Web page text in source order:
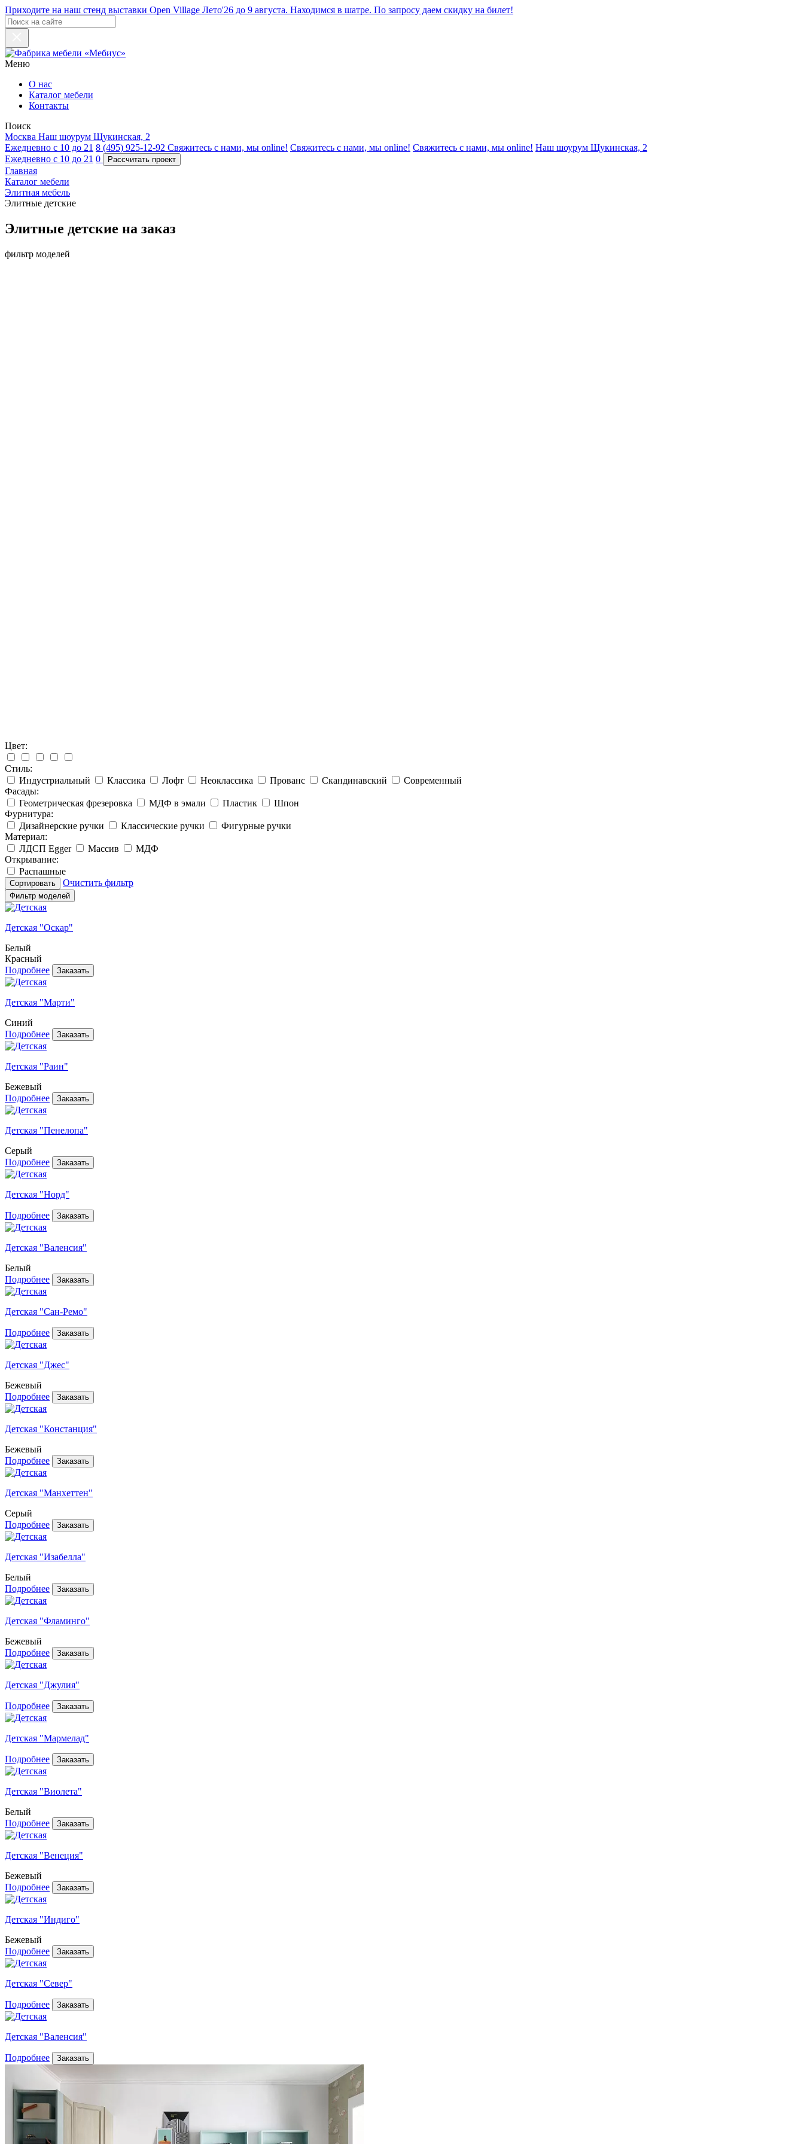
Приходите на наш стенд выставки Open Village Лето'26 до 9 августа. Находимся в шатре. По запросу даем скидку на билет!
Меню
О нас
Каталог мебели
Контакты
Поиск
Москва Наш шоурум Щукинская, 2
Ежедневно с 10 до 21 8 (495) 925-12-92 Свяжитесь с нами, мы online! Свяжитесь с нами, мы online! Свяжитесь с нами, мы online! Наш шоурум Щукинская, 2
Ежедневно с 10 до 21 0
Главная
Каталог мебели
Элитная мебель
Элитные детские
Элитные детские на заказ
фильтр моделей
Цвет:
Стиль:
Индустриальный
Классика Лофт Неоклассика Прованс Скандинавский
Современный
Фасады:
Геометрическая фрезеровка
МДФ в эмали Пластик
Шпон
Фурнитура:
Дизайнерские ручки
Классические ручки
Фигурные ручки
Материал:
ЛДСП Egger
Массив
МДФ
Открывание:
Распашные
Сортировать Очистить фильтр
Фильтр моделей
Детская "Оскар"
Белый
Красный
Подробнее
Детская "Марти"
Синий
Подробнее
Детская "Раин"
Бежевый
Подробнее
Детская "Пенелопа"
Серый
Подробнее
Детская "Норд"
Подробнее
Детская "Валенсия"
Белый
Подробнее
Детская "Сан-Ремо"
Подробнее
Детская "Джес"
Бежевый
Подробнее
Детская "Констанция"
Бежевый
Подробнее
Детская "Манхеттен"
Серый
Подробнее
Детская "Изабелла"
Белый
Подробнее
Детская "Фламинго"
Бежевый
Подробнее
Детская "Джулия"
Подробнее
Детская "Мармелад"
Подробнее
Детская "Виолета"
Белый
Подробнее
Детская "Венеция"
Бежевый
Подробнее
Детская "Индиго"
Бежевый
Подробнее
Детская "Север"
Подробнее
Детская "Валенсия"
Подробнее